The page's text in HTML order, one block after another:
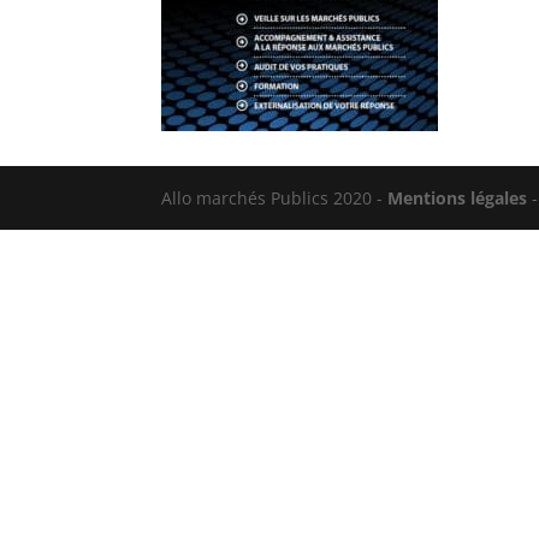
Allo marchés Publics 2020 - Mentions légales -